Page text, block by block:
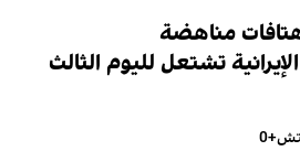
مناهضة
تشتعل لليوم الثالث